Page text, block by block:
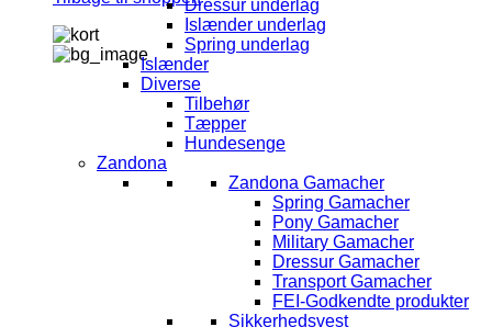
Dressur underlag
Islænder underlag
Spring underlag
Islænder
Diverse
Tilbehør
Tæpper
Hundesenge
Zandona
Zandona Gamacher
Spring Gamacher
Pony Gamacher
Military Gamacher
Dressur Gamacher
Transport Gamacher
FEI-Godkendte produkter
Sikkerhedsvest